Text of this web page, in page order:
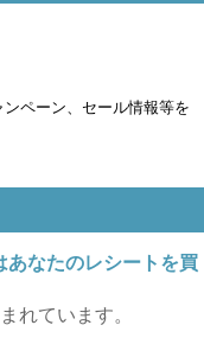
ペーン、セール情報等を
あなたのレシートを買
れています。